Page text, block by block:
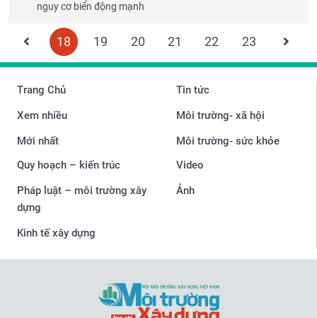
nguy cơ biển động mạnh
18 19 20 21 22 23
Trang Chủ
Xem nhiều
Mới nhất
Tin tức
Môi trường- xã hội
Môi trường- sức khỏe
Quy hoạch – kiến trúc
Pháp luật – môi trường xây
dựng
Kinh tế xây dựng
Video
Ảnh